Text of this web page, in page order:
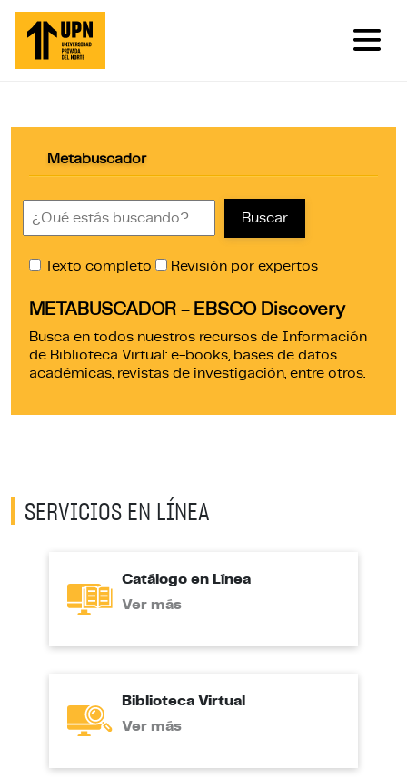
Metabuscador
Buscar
Texto completo Revisión por expertos
METABUSCADOR - EBSCO Discovery
Busca en todos nuestros recursos de Información
de Biblioteca Virtual: e-books, bases de datos
académicas, revistas de investigación, entre otros.
SERVICIOS EN LÍNEA
Catálogo en Línea
Ver más
Biblioteca Virtual
Ver más